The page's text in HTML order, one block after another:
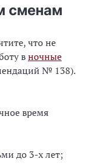
сменам
что не
вночные
№ 138).
время
до 3-х лет;